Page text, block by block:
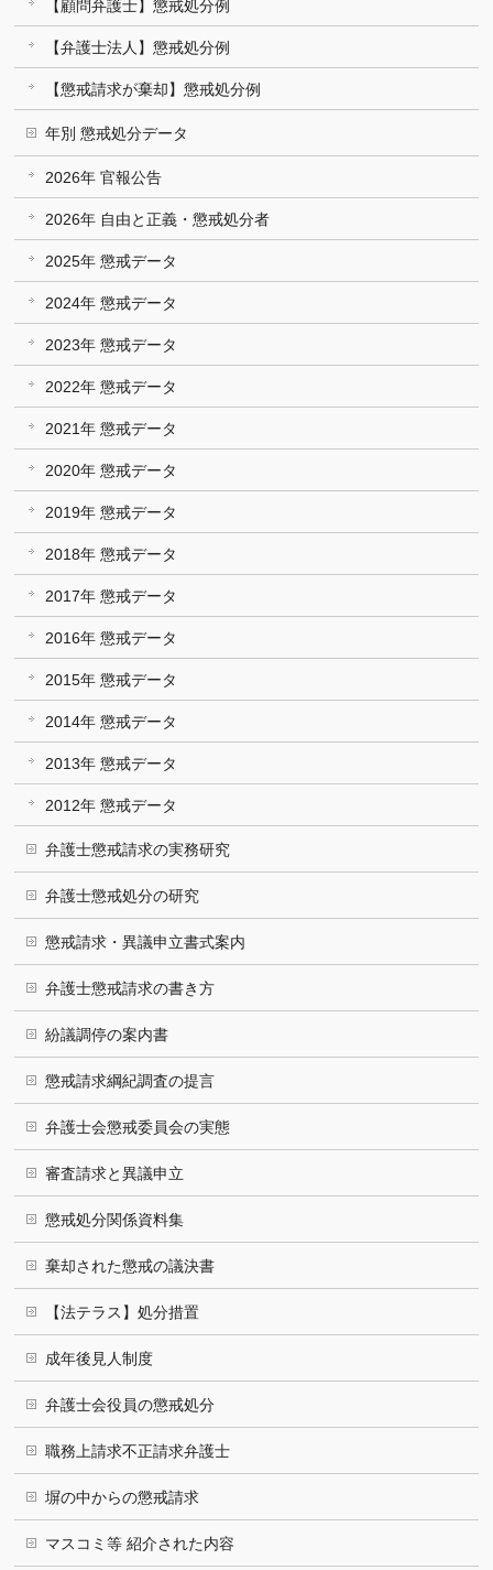
【顧問弁護士】懲戒処分例
【弁護士法人】懲戒処分例
【懲戒請求が棄却】懲戒処分例
年別 懲戒処分データ
2026年 官報公告
2026年 自由と正義・懲戒処分者
2025年 懲戒データ
2024年 懲戒データ
2023年 懲戒データ
2022年 懲戒データ
2021年 懲戒データ
2020年 懲戒データ
2019年 懲戒データ
2018年 懲戒データ
2017年 懲戒データ
2016年 懲戒データ
2015年 懲戒データ
2014年 懲戒データ
2013年 懲戒データ
2012年 懲戒データ
弁護士懲戒請求の実務研究
弁護士懲戒処分の研究
懲戒請求・異議申立書式案内
弁護士懲戒請求の書き方
紛議調停の案内書
懲戒請求綱紀調査の提言
弁護士会懲戒委員会の実態
審査請求と異議申立
懲戒処分関係資料集
棄却された懲戒の議決書
【法テラス】処分措置
成年後見人制度
弁護士会役員の懲戒処分
職務上請求不正請求弁護士
塀の中からの懲戒請求
マスコミ等 紹介された内容